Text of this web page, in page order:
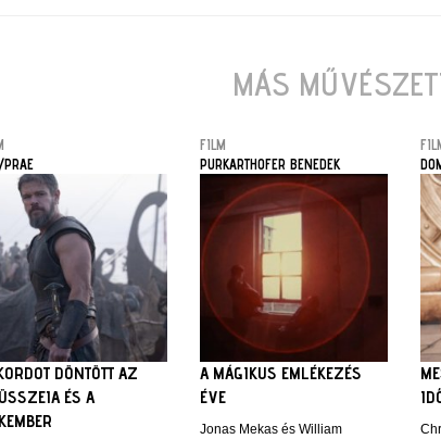
MÁS
DÖNTÖTT AZ
ÉS A
FILM
PURKARTHOFER BENEDEK
A MÁGIKUS EMLÉKEZÉS
ÉVE
Jonas Mekas és William